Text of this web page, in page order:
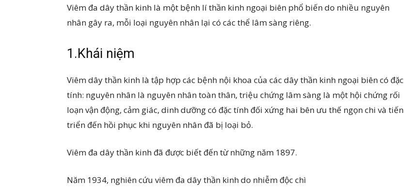
Viêm đa dây thần kinh là một bệnh lí thần kinh ngoại biên phổ biến do nhiều nguyên
nhân gây ra, mỗi loại nguyên nhân lại có các thể lâm sàng riêng.
1.Khái niệm
Viêm dây thần kinh là tập hợp các bệnh nội khoa của các dây thần kinh ngoại biên có đặc
tính: nguyên nhân là nguyên nhân toàn thân, triệu chứng lâm sàng là một hội chứng rối
loạn vận động, cảm giác, dinh dưỡng có đặc tính đối xứng hai bên ưu thế ngọn chi và tiến
triển đến hồi phục khi nguyên nhân đã bị loại bỏ.
Viêm đa dây thần kinh đã được biết đến từ những năm 1897.
Năm 1934, nghiên cứu viêm đa dây thần kinh do nhiễm độc chì